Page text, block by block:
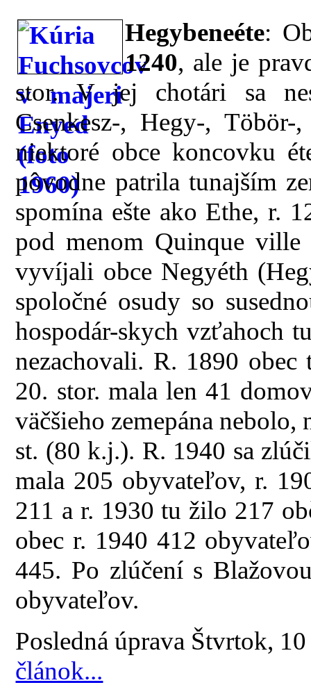
Hegybeneéte:
1240, ale je
stor. V jej chotári sa
Csenkesz-, Hegy-,
niektoré obce koncovku
pôvodne patrila tunajším
spomína ešte ako Ethe, r.
pod menom Quinque ville
vyvíjali obce Negyéth
spoločné osudy so
hospodár-skych vzťahoch
nezachovali. R. 1890 obec
20. stor. mala len 41
väčšieho zemepána
st. (80 k.j.). R. 1940 sa
mala 205 obyvateľov, r.
211 a r. 1930 tu žilo 217
obec r. 1940 412
445. Po zlúčení s
obyvateľov.
Posledná úprava Štvrtok,
článok...